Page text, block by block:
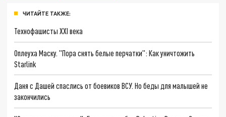
ЧИТАЙТЕ ТАКЖЕ:
Технофашисты XXI века
Оплеуха Маску. "Пора снять белые перчатки": Как уничтожить
Starlink
Даня с Дашей спаслись от боевиков ВСУ. Но беды для малышей не
закончились